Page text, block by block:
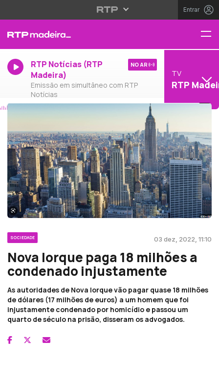
Entrar
RTP Notícias (RTP
Madeira)
Emissão em simultâneo com RTP
Notícias
NO AR
TV
RTP
SOCIEDADE 03 dez, 2022, 11:10
Nova Iorque paga 18 milhões a
condenado injustamente
As autoridades de Nova Iorque vão pagar quase 18 milhões
de dólares (17 milhões de euros) a um homem que foi
injustamente condenado por homicídio e passou um
quarto de século na prisão, disseram os advogados.